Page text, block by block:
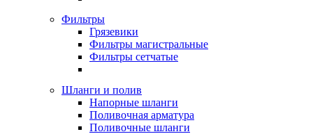
Фильтры
Грязевики
Фильтры магистральные
Фильтры сетчатые
Шланги и полив
Напорные шланги
Поливочная арматура
Поливочные шланги